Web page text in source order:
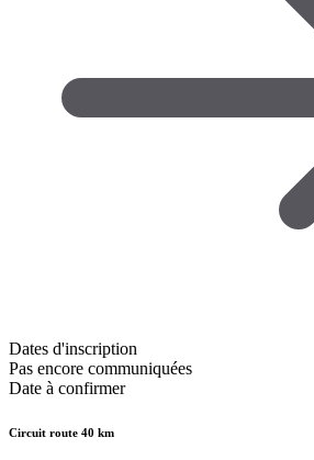
Dates d'inscription
Pas encore communiquées
Date à confirmer
Circuit route 40 km